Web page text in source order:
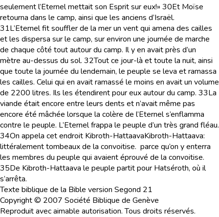
seulement l’Eternel mettait son Esprit sur eux!» 30Et Moïse
retourna dans le camp, ainsi que les anciens d’Israël.
31L’Eternel fit souffler de la mer un vent qui amena des cailles
et les dispersa sur le camp, sur environ une journée de marche
de chaque côté tout autour du camp. Il y en avait près d’un
mètre au-dessus du sol. 32Tout ce jour-là et toute la nuit, ainsi
que toute la journée du lendemain, le peuple se leva et ramassa
les cailles. Celui qui en avait ramassé le moins en avait un volume
de 2200 litres. Ils les étendirent pour eux autour du camp. 33La
viande était encore entre leurs dents et n’avait même pas
encore été mâchée lorsque la colère de l’Eternel s’enflamma
contre le peuple. L’Eternel frappa le peuple d’un très grand fléau.
34On appela cet endroit Kibroth-HattaavaKibroth-Hattaava:
littéralement tombeaux de la convoitise. parce qu’on y enterra
les membres du peuple qui avaient éprouvé de la convoitise.
35De Kibroth-Hattaava le peuple partit pour Hatséroth, où il
s’arrêta.
Texte biblique de la Bible version Segond 21
Copyright © 2007 Société Biblique de Genève
Reproduit avec aimable autorisation. Tous droits réservés.